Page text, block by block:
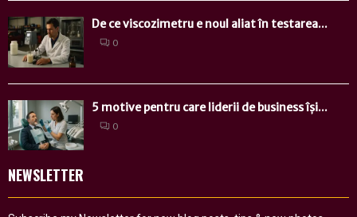
De ce viscozimetru e noul aliat în testarea...
0
5 motive pentru care liderii de business își...
0
NEWSLETTER